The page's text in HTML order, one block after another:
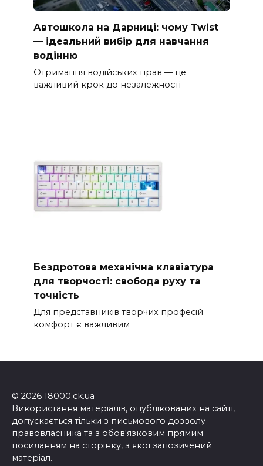
Автошкола на Дарниці: чому Twist
— ідеальний вибір для навчання
водінню
Отримання водійських прав — це
важливий крок до незалежності
Бездротова механічна клавіатура
для творчості: свобода руху та
точність
Для представників творчих професій
комфорт є важливим
© 2026 18000.ck.ua
Використання матеріалів, опублікованих на сайті,
допускається тільки з письмового дозволу
правовласника та з обов'язковим прямим
посиланням на сторінку, з якої запозичений
матеріал.